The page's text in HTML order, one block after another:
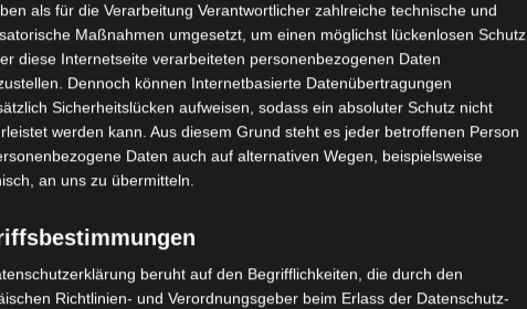
als für die Verarbeitung Verantwortlicher zahlreiche technische und
Maßnahmen umgesetzt, um einen möglichst lückenlosen Schutz
diese Internetseite verarbeiteten personenbezogenen Daten
Dennoch können Internetbasierte Datenübertragungen
Sicherheitslücken aufweisen, sodass ein absoluter Schutz nicht
werden kann. Aus diesem Grund steht es jeder betroffenen Person
Daten auch auf alternativen Wegen, beispielsweise
an uns zu übermitteln.
beruht auf den Begrifflichkeiten, die durch den
Richtlinien- und Verordnungsgeber beim Erlass der Datenschutz-